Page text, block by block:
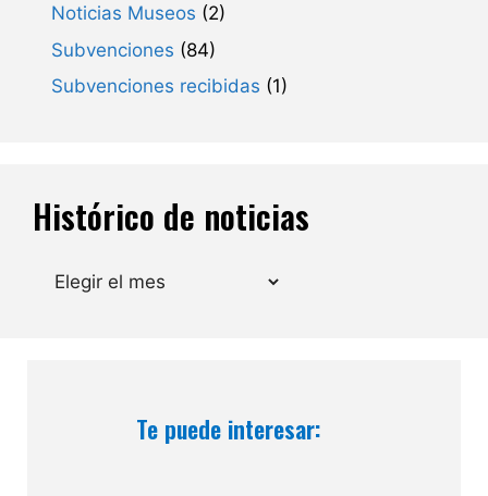
Noticias Museos (2)
Subvenciones (84)
Subvenciones recibidas (1)
Histórico de noticias
Archivos
Te puede interesar: